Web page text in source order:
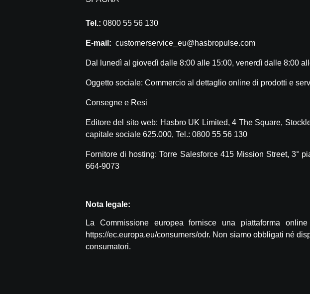
Tel.: 0800 55 56 130
E-mail: customerservice_eu@hasbropulse.com
Dal lunedì al giovedì dalle 8:00 alle 15:00, venerdì dalle 8:00
Oggetto sociale: Commercio al dettaglio online di prodotti e
Consegne e Resi
Editore del sito web: Hasbro UK Limited, 4 The Square,
capitale sociale 625.000, Tel.: 0800 55 56 130
Fornitore di hosting:Torre Salesforce 415 Mission Street, 3°
664-9073
Nota legale:
La Commissione europea fornisce una piattaforma
https://ec.europa.eu/consumers/odr. Non siamo obbligati né
consumatori.